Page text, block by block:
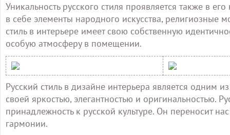
Уникальность русского стиля проявляется также в
в себе элементы народного искусства, религиозные
стиль в интерьере имеет свою собственную
особую атмосферу в помещении.
Русский стиль в дизайне интерьера является
своей яркостью, элегантностью и оригинальностью.
принадлежность к русской культуре. Он переносит
гармонии.